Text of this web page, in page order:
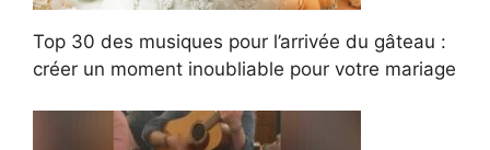
Top 30 des musiques pour l’arrivée du gâteau :
créer un moment inoubliable pour votre mariage